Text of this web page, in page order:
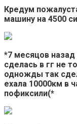
Кредум
машину на 4500
*7 месяцов
сделась в гг не
одножды так
ехала 10000км в
пофиксили(*